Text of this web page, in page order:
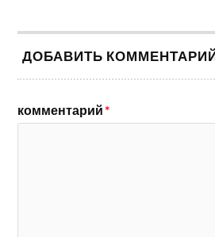
ДОБАВИТЬ
комментарий*